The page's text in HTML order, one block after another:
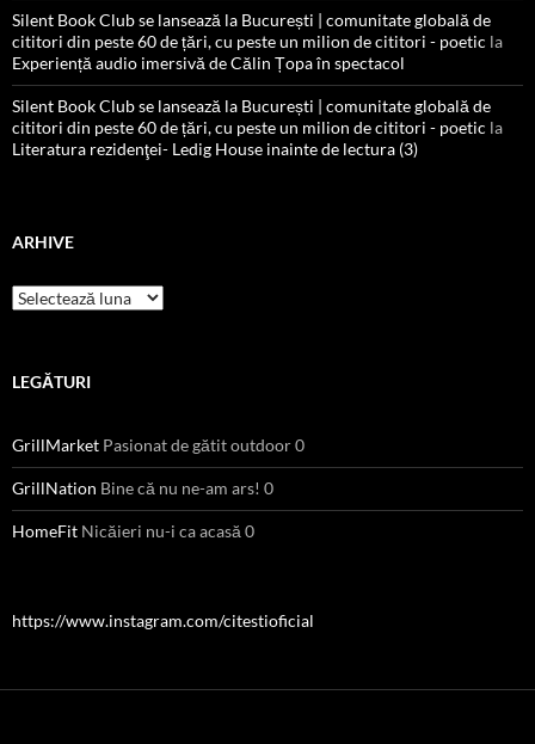
Silent Book Club se lansează la București | comunitate globală de
cititori din peste 60 de țări, cu peste un milion de cititori - poetic la
Experiență audio imersivă de Călin Țopa în spectacol
Silent Book Club se lansează la București | comunitate globală de
cititori din peste 60 de țări, cu peste un milion de cititori - poetic la
Literatura rezidenţei- Ledig House inainte de lectura (3)
ARHIVE
Arhive
LEGĂTURI
GrillMarket Pasionat de gătit outdoor 0
GrillNation Bine că nu ne-am ars! 0
HomeFit Nicăieri nu-i ca acasă 0
https://www.instagram.com/citestioficial